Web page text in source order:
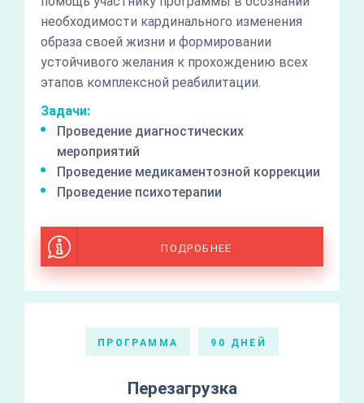
необходимости кардинального изменения
образа своей жизни и формировании
устойчивого желания к прохождению всех
этапов комплексной реабилитации.
Задачи:
Проведение диагностических
мероприятий
Проведение медикаментозной коррекции
Проведение психотерапии
ПОДРОБНЕЕ
ПРОГРАММА 90 ДНЕЙ
Перезагрузка